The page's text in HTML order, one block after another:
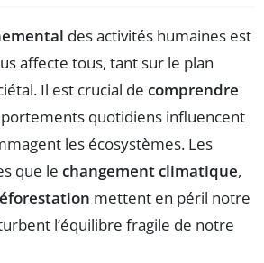
des activités humaines est
affecte tous, tant sur le plan
Il est crucial de comprendre
quotidiens influencent
les écosystèmes. Les
que le changement climatique,
mettent en péril notre
l’équilibre fragile de notre